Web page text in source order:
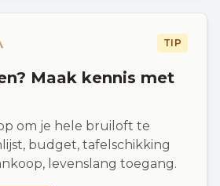
TIP
Maak kennis met
om je hele bruiloft te
budget, tafelschikking
levenslang toegang.